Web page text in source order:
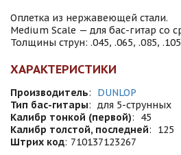
Оплетка из нержавеющей стали.
Medium Scale — для бас-гитар со
Толщины струн: .045, .065, .085,
ХАРАКТЕРИСТИКИ
Производитель:
DUNLOP
Тип бас-гитары: для 5-струнных
Калибр тонкой (первой):
45
Калибр толстой, последней:
125
Штрих код: 710137123267